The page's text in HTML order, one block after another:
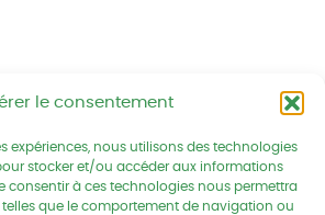
le consentement
expériences, nous utilisons des technologies
stocker et/ou accéder aux informations
consentir à ces technologies nous permettra
que le comportement de navigation ou
- Campagnes vivantes
2 av. du Chalutier Sans Pitié BP
332
22190 PLERIN cedex